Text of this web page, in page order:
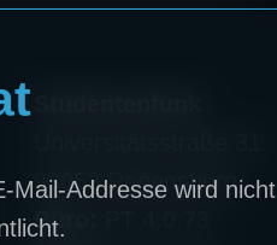
93053 Regensburg
Büro:
Mail-Addresse wird nicht